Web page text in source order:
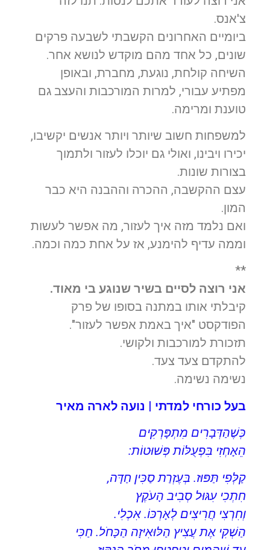
צ'אנס.
ביומיים האחרונים הקשבתי לשבעה פרקים
שונים, כל אחד מהם מוקדש לנושא אחר.
השיחה קולחת, נוגעת, מחברת, ובאופן
מפתיע עבורי, למרות המורכבות והעצב גם
טוענת ומרימה.
למשפחות חשוב שיותר ויותר אנשים יקשיבו,
יכירו ויבינו, ואולי גם יוכלו לעזור ולתמוך
בצורות שונות.
עצם ההקשבה, ההכרה וההבנה היא כבר
המון.
ואם נלמד מזה איך לעזור, מה אפשר לעשות
וממה עדיף להימנע, אז על אחת כמה וכמה.
**
אני רוצה לסיים בשיר שנוגע בי מאוד.
קיבלתי אותו במתנה בסופו של פרק
הפודקסט "איך באמת אפשר לעזור".
תזכורת למורכבות ולקושי.
להתקדם צעד צעד.
נשימה נשימה.
בעל כורחי למדתי | נועה לארה מאיר
כְּשֶׁהַדְּבָרִים מִתְפָּרְקִים
הֵאָחְזִי בִּפְעֻלּוֹת פְּשׁוּטוֹת:
קַלְּפִי תַּפּוּז. בְּעֶזְרַת סַכִּין חַדָּה,
חִתְכִי עִגּוּל סְבִיב הָעֹקֶץ
וְחִרְצִי חֲרִיצִים לְאָרְכּוֹ. אִכְלִי.
הַשְׁקִי אֶת עֲצִיץ הַלּוּאִיזָה הַכָּחֹל. חַכִּי